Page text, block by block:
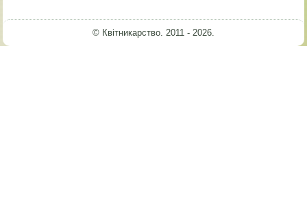
© Квітникарство. 2011 - 2026.